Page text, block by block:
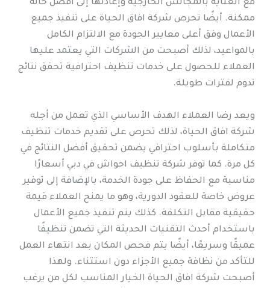
مع العناية بالمجالس الخارجية وإعادتها إلى أفضل حالة
ممكنة. أيضًا تحرص شركة افاق الحياة على تنفيذ جميع
الأعمال وفق أعلى معايير الجودة مع الالتزام الكامل
بالمواعيد، لذلك أصبحت من الشركات التي يعتمد عليها
العملاء للحصول على خدمات تنظيف احترافية تحقق نتائج
تدوم لفترات طويلة.
ويعد رضا العملاء الهدف الأساسي الذي تعمل من أجله
شركة افاق الحياة، لذلك تحرص على تقديم خدمات تنظيف
متكاملة بأسلوب احترافي يضمن تحقيق أفضل النتائج في
كل مرة. كما توفر شركة تنظيف احواش في دبي أسعارًا
مناسبة مع الحفاظ على جودة الخدمة، بالإضافة إلى توفير
عروض خاصة للعقود الدورية، وهو ما يمنح العملاء قيمة
حقيقية مقابل التكلفة. كذلك يتم تنفيذ جميع الأعمال
باستخدام أحدث التقنيات الحديثة التي تضمن تنظيفًا
عميقًا وسريعًا، أيضًا يتم فحص المكان بعد انتهاء العمل
للتأكد من نظافة جميع الأجزاء دون استثناء. ولهذا
أصبحت شركة افاق الحياة الخيار المناسب لكل من يرغب